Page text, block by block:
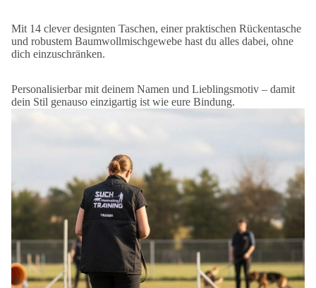
Mit 14 clever designten Taschen, einer praktischen Rückentasche
und robustem Baumwollmischgewebe hast du alles dabei, ohne
dich einzuschränken.
Personalisierbar mit deinem Namen und Lieblingsmotiv – damit
dein Stil genauso einzigartig ist wie eure Bindung.